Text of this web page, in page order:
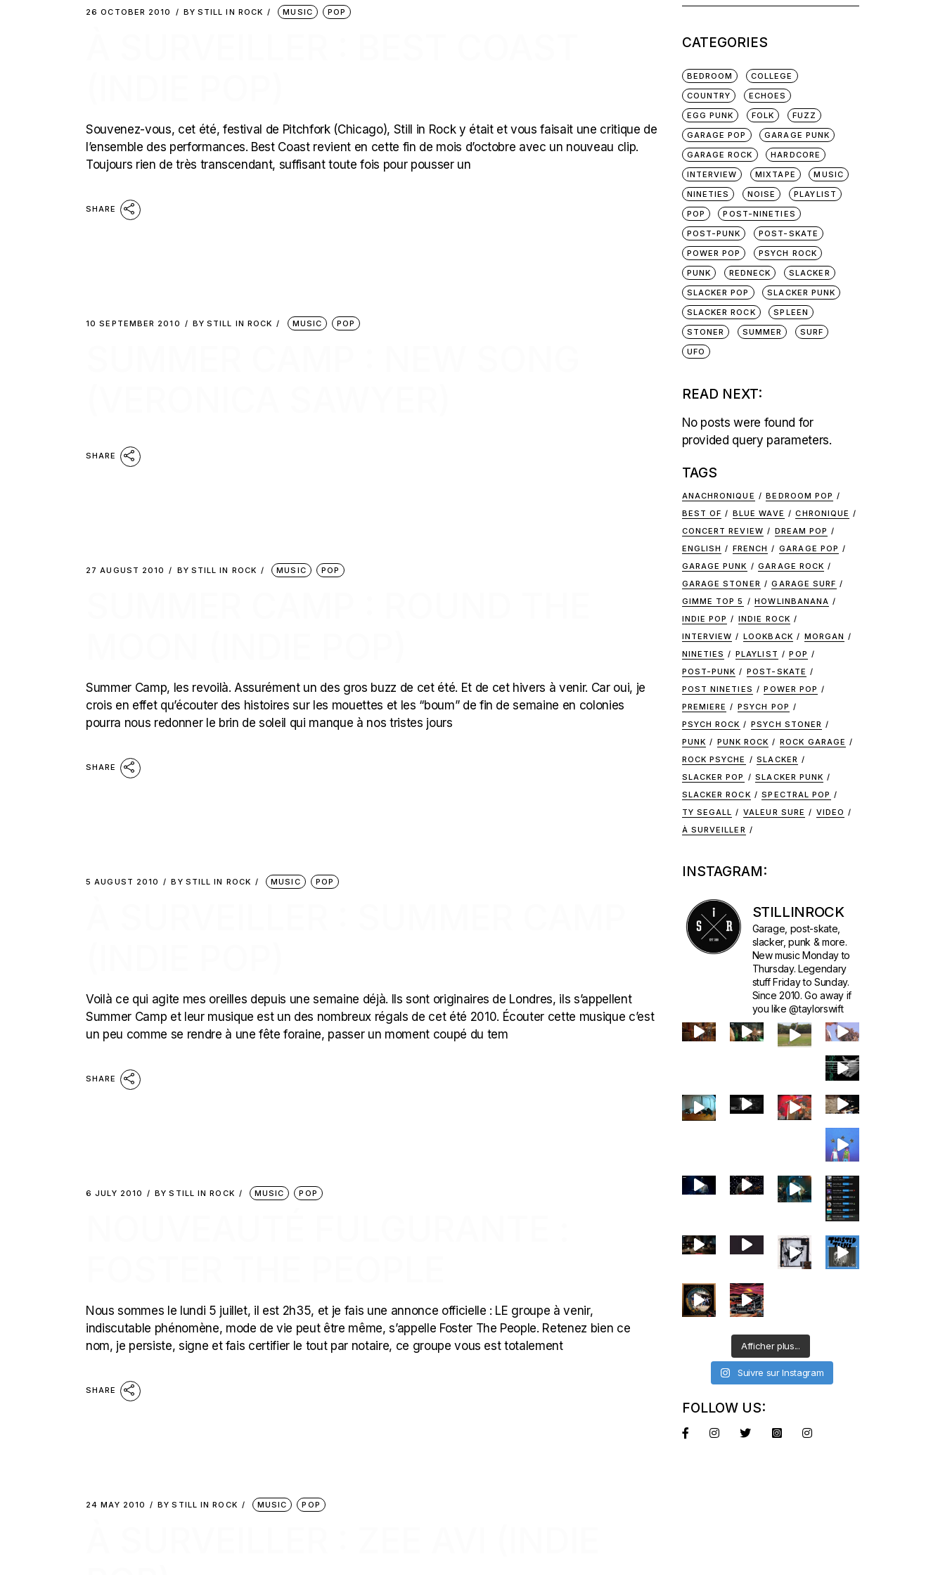
26 OCTOBER 2010 BY STILL IN ROCK MUSIC POP
Souvenez-vous, cet été, festival de Pitchfork (Chicago), Still in Rock y était et vous faisait une critique de
l’ensemble des performances. Best Coast revient en cette fin de mois d’octobre avec un nouveau clip.
Toujours rien de très transcendant, suffisant toute fois pour pousser un
SHARE
10 SEPTEMBER 2010 BY STILL IN ROCK MUSIC POP
SHARE
27 AUGUST 2010 BY STILL IN ROCK MUSIC POP
Summer Camp, les revoilà. Assurément un des gros buzz de cet été. Et de cet hivers à venir. Car oui, je
crois en effet qu’écouter des histoires sur les mouettes et les “boum” de fin de semaine en colonies
pourra nous redonner le brin de soleil qui manque à nos tristes jours
SHARE
5 AUGUST 2010 BY STILL IN ROCK MUSIC POP
Voilà ce qui agite mes oreilles depuis une semaine déjà. Ils sont originaires de Londres, ils s’appellent
Summer Camp et leur musique est un des nombreux régals de cet été 2010. Écouter cette musique c’est
un peu comme se rendre à une fête foraine, passer un moment coupé du tem
SHARE
6 JULY 2010 BY STILL IN ROCK MUSIC POP
Nous sommes le lundi 5 juillet, il est 2h35, et je fais une annonce officielle : LE groupe à venir,
indiscutable phénomène, mode de vie peut être même, s’appelle Foster The People. Retenez bien ce
nom, je persiste, signe et fais certifier le tout par notaire, ce groupe vous est totalement
SHARE
24 MAY 2010 BY STILL IN ROCK MUSIC POP
CATEGORIES
BEDROOM
COLLEGE
COUNTRY
ECHOES
EGG PUNK
FOLK
FUZZ
GARAGE POP
GARAGE PUNK
GARAGE ROCK
HARDCORE
INTERVIEW
MIXTAPE
MUSIC
NINETIES
NOISE
PLAYLIST
POP
POST-NINETIES
POST-PUNK
POST-SKATE
POWER POP
PSYCH ROCK
PUNK
REDNECK
SLACKER
SLACKER POP
SLACKER PUNK
SLACKER ROCK
SPLEEN
STONER
SUMMER
SURF
UFO
READ NEXT:
No posts were found for
provided query parameters.
TAGS
ANACHRONIQUE
BEDROOM POP
BEST OF
BLUE WAVE
CHRONIQUE
CONCERT REVIEW
DREAM POP
ENGLISH
FRENCH
GARAGE POP
GARAGE PUNK
GARAGE ROCK
GARAGE STONER
GARAGE SURF
GIMME TOP 5
HOWLINBANANA
INDIE POP
INDIE ROCK
INTERVIEW
LOOKBACK
MORGAN
NINETIES
PLAYLIST
POP
POST-PUNK
POST-SKATE
POST NINETIES
POWER POP
PREMIERE
PSYCH POP
PSYCH ROCK
PSYCH STONER
PUNK
PUNK ROCK
ROCK GARAGE
ROCK PSYCHE
SLACKER
SLACKER POP
SLACKER PUNK
SLACKER ROCK
SPECTRAL POP
TY SEGALL
VALEUR SURE
VIDEO
À SURVEILLER
INSTAGRAM:
STILLINROCK
Garage, post-skate,
slacker, punk & more.
New music Monday to
Thursday. Legendary
stuff Friday to Sunday.
Since 2010. Go away if
you like @taylorswift
Afficher plus...
Suivre sur Instagram
FOLLOW US: